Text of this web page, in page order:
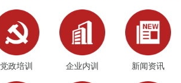
党政培训 企业内训 新闻资讯